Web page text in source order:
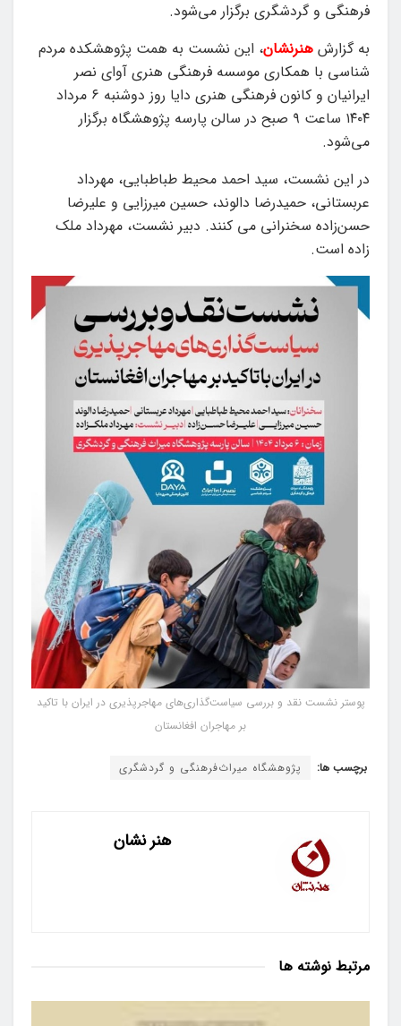
فرهنگی و گردشگری برگزار می‌شود.
به گزارش هنرنشان، این نشست به همت پژوهشکده مردم
شناسی با همکاری موسسه فرهنگی هنری آوای نصر
ایرانیان و کانون فرهنگی هنری دایا روز دوشنبه ۶ مرداد
۱۴۰۴ ساعت ۹ صبح در سالن پارسه پژوهشگاه برگزار
می‌شود.
در این نشست، سید احمد محیط طباطبایی، مهرداد
عربستانی، حمیدرضا دالوند، حسین میرزایی و علیرضا
حسن‌زاده سخنرانی می کنند. دبیر نشست، مهرداد ملک
زاده است.
پوستر نشست نقد و بررسی سیاست‌گذاری‌های مهاجرپذیری در ایران با تاکید
بر مهاجران افغانستان
برچسب ها: پژوهشگاه میراث‌فرهنگی و گردشگری
هنر نشان
مرتبط نوشته ها